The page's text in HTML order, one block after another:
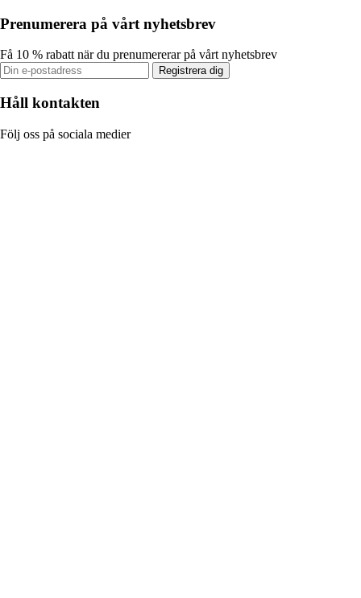
Prenumerera på vårt nyhetsbrev
Få 10 % rabatt när du prenumererar på vårt nyhetsbrev
Registrera dig
Håll kontakten
Följ oss på sociala medier